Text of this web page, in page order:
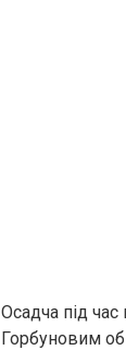
Осадча під час
Горбуновим